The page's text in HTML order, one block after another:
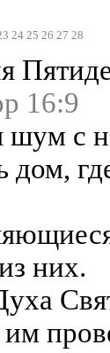
24 25 26 27 28
16:9
шум с
дом,
них.
им